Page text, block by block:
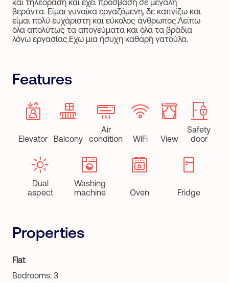
και τηλεόραση και έχει πρόσβαση σε μεγάλη
βεράντα. Είμαι γυναίκα εργαζόμενη, δε καπνίζω και
είμαι πολύ ευχάριστη και εύκολος άνθρωπος.Λείπω
όλα απολύτως τα απογεύματα και όλα τα βράδια
λόγω εργασίας.Εχω μια ήσυχη καθαρή γατούλα.
Properties
Flat
Bedrooms: 3
Features
Elevator Balcony
Air
condition
WiFi View
Safety
door
Dual
aspect
Washing
machine
Oven Fridge